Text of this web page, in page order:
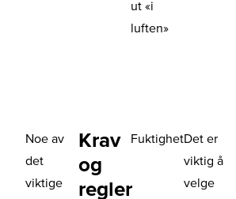
ut «i
luften»
Noe av
det
viktige
Krav
og
regler
FuktighetDet er
viktig å
velge